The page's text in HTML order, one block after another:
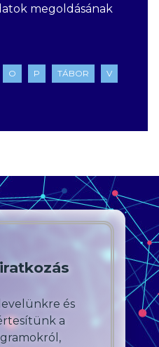
megoldásának
O P TÁBOR
V
és
a